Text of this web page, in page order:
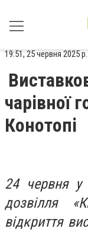
19:51, 25 червня 2025 р.
чарівної
Конотопі
24 червня у
дозвілля
відкриття